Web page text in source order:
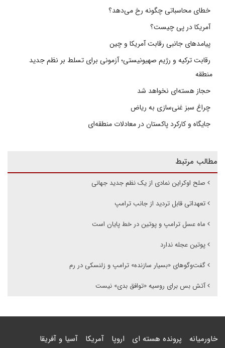
خطای محاسباتی چگونه رخ می‌دهد؟
آمریکا در پی چیست؟
پیامدهای جانبی رقابت آمریکا و چین
رقابت ترکیه و رژیم صهیونیستی؛ آزمونی برای تسلط بر نظم جدید
منطقه
حجاز هسته‌ای نخواهد شد
چراغ سبز غنی‌سازی به ریاض
جایگاه و کارکرد پاکستان در معادلات منطقه‌ای
مطالب مرتبط
صلح اوکراین نمادی از یک نظم جدید جهانی
تعهداتی قابل تردید از جانب ترامپ
ماه عسل ترامپ و پوتین در خط پایان است
پوتین عجله ندارد
گفت‌وگوهای «بسیار سازنده» ترامپ و زلنسکی در رم
آتش بس برای روسیه «توافق بدی» نیست
خاورمیانه پرونده هسته ای اروپا آمریکا آسیا و آفریقا